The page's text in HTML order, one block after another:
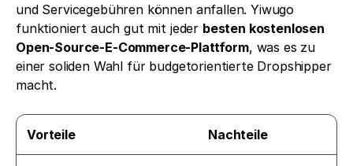
und Servicegebühren können anfallen. Yiwugo
funktioniert auch gut mit jeder besten kostenlosen
Open-Source-E-Commerce-Plattform, was es zu
einer soliden Wahl für budgetorientierte Dropshipper
macht.
Vorteile Nachteile